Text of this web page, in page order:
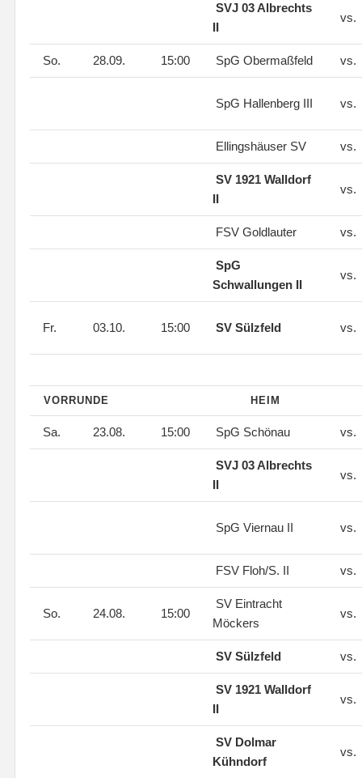
SVJ 03 Albrechts
II
vs.
So. 28.09. 15:00 SpG Obermaßfeld vs.
SpG Hallenberg III vs.
Ellingshäuser SV vs.
SV 1921 Walldorf
II
vs.
FSV Goldlauter vs.
SpG
Schwallungen II
vs.
Fr. 03.10. 15:00 SV Sülzfeld vs.
VORRUNDE HEIM
Sa. 23.08. 15:00 SpG Schönau vs.
SVJ 03 Albrechts
II
vs.
SpG Viernau II vs.
FSV Floh/S. II vs.
So. 24.08. 15:00
SV Eintracht
Möckers
vs.
SV Sülzfeld vs.
SV 1921 Walldorf
II
vs.
SV Dolmar
Kühndorf
vs.